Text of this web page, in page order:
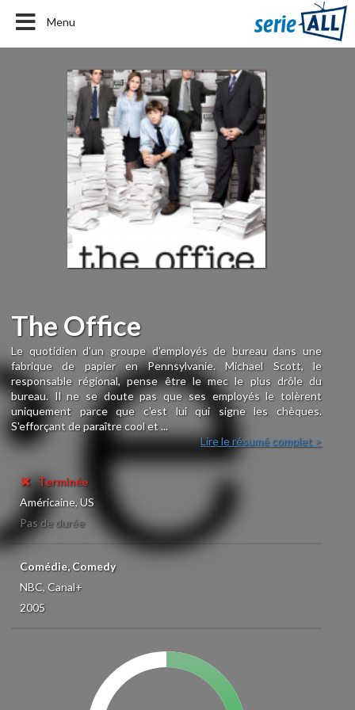
Menu
The Office
Le quotidien d'un groupe d'employés de bureau dans une
fabrique de papier en Pennsylvanie. Michael Scott, le
responsable régional, pense être le mec le plus drôle du
bureau. Il ne se doute pas que ses employés le tolèrent
uniquement parce que c'est lui qui signe les chèques.
S'efforçant de paraître cool et ...
Lire le résumé complet >
Terminée
Américaine, US
Pas de durée
Comédie, Comedy
NBC, Canal+
2005